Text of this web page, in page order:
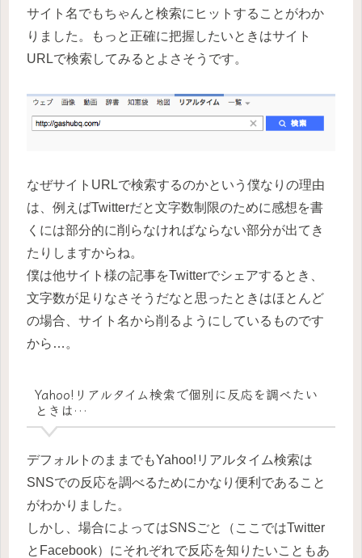
サイト名でもちゃんと検索にヒットすることがわか
りました。もっと正確に把握したいときはサイト
URLで検索してみるとよさそうです。
なぜサイトURLで検索するのかという僕なりの理由
は、例えばTwitterだと文字数制限のために感想を書
くには部分的に削らなければならない部分が出てき
たりしますからね。
僕は他サイト様の記事をTwitterでシェアするとき、
文字数が足りなさそうだなと思ったときはほとんど
の場合、サイト名から削るようにしているものです
から…。
Yahoo!リアルタイム検索で個別に反応を調べたい
ときは…
デフォルトのままでもYahoo!リアルタイム検索は
SNSでの反応を調べるためにかなり便利であること
がわかりました。
しかし、場合によってはSNSごと（ここではTwitter
とFacebook）にそれぞれで反応を知りたいこともあ